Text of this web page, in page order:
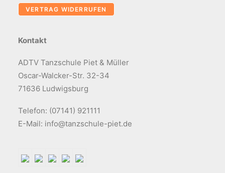
Kontakt
ADTV Tanzschule Piet & Müller
Oscar-Walcker-Str. 32-34
71636 Ludwigsburg
Telefon: (07141) 921111
E-Mail: info@tanzschule-piet.de